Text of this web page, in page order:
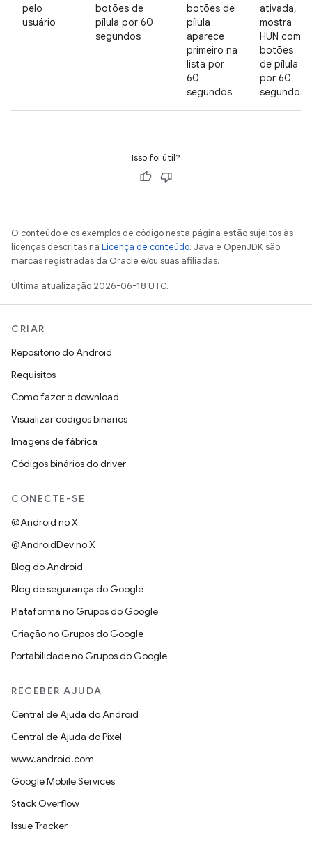
pelo
usuário
botões de
pílula por 60
segundos
botões de
pílula
aparece
primeiro na
lista por
60
segundos
ativada,
mostra
HUN com
botões
de pílula
por 60
segundos
Isso foi útil?
O conteúdo e os exemplos de código nesta página estão sujeitos às
licenças descritas na Licença de conteúdo. Java e OpenJDK são
marcas registradas da Oracle e/ou suas afiliadas.
Última atualização 2026-06-18 UTC.
CRIAR
Repositório do Android
Requisitos
Como fazer o download
Visualizar códigos binários
Imagens de fábrica
Códigos binários do driver
CONECTE-SE
@Android no X
@AndroidDev no X
Blog do Android
Blog de segurança do Google
Plataforma no Grupos do Google
Criação no Grupos do Google
Portabilidade no Grupos do Google
RECEBER AJUDA
Central de Ajuda do Android
Central de Ajuda do Pixel
www.android.com
Google Mobile Services
Stack Overflow
Issue Tracker